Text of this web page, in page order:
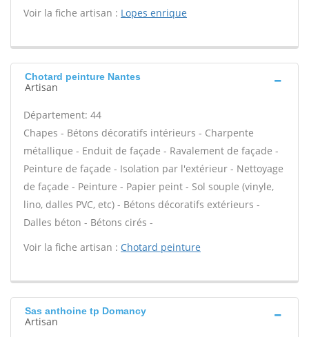
Voir la fiche artisan : Lopes enrique
Chotard peinture Nantes
Artisan
Département: 44
Chapes - Bétons décoratifs intérieurs - Charpente
métallique - Enduit de façade - Ravalement de façade -
Peinture de façade - Isolation par l'extérieur - Nettoyage
de façade - Peinture - Papier peint - Sol souple (vinyle,
lino, dalles PVC, etc) - Bétons décoratifs extérieurs -
Dalles béton - Bétons cirés -
Voir la fiche artisan : Chotard peinture
Sas anthoine tp Domancy
Artisan